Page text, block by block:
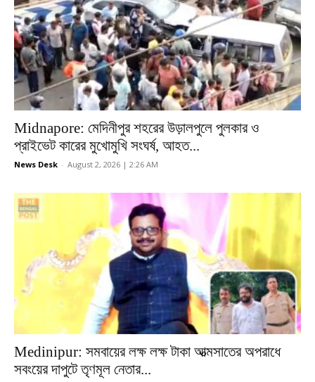
Midnapore: মেদিনীপুর শহরের উড়ালপুলে পুলকার ও
প্রাইভেট কারের মুখোমুখি সংঘর্ষ, আহত...
News Desk - August 2, 2026 | 2:26 AM
Medinipur: সমবায়ের লক্ষ লক্ষ টাকা আত্মসাতের অপরাধে
সবংয়ের দাপুটে তৃণমূল নেতার...